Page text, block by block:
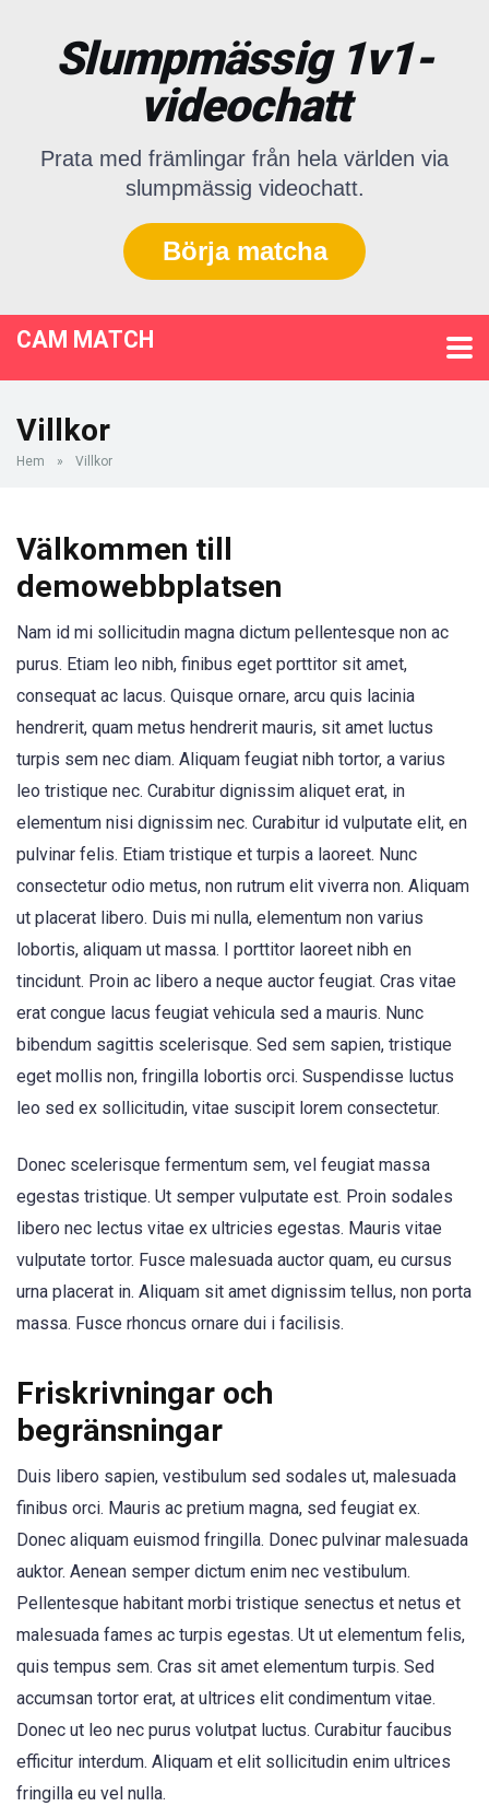
Slumpmässig 1v1-
videochatt
Prata med främlingar från hela världen via
slumpmässig videochatt.
Börja matcha
CAM MATCH
Villkor
Hem » Villkor
Välkommen till
demowebbplatsen
Nam id mi sollicitudin magna dictum pellentesque non ac
purus. Etiam leo nibh, finibus eget porttitor sit amet,
consequat ac lacus. Quisque ornare, arcu quis lacinia
hendrerit, quam metus hendrerit mauris, sit amet luctus
turpis sem nec diam. Aliquam feugiat nibh tortor, a varius
leo tristique nec. Curabitur dignissim aliquet erat, in
elementum nisi dignissim nec. Curabitur id vulputate elit, en
pulvinar felis. Etiam tristique et turpis a laoreet. Nunc
consectetur odio metus, non rutrum elit viverra non. Aliquam
ut placerat libero. Duis mi nulla, elementum non varius
lobortis, aliquam ut massa. I porttitor laoreet nibh en
tincidunt. Proin ac libero a neque auctor feugiat. Cras vitae
erat congue lacus feugiat vehicula sed a mauris. Nunc
bibendum sagittis scelerisque. Sed sem sapien, tristique
eget mollis non, fringilla lobortis orci. Suspendisse luctus
leo sed ex sollicitudin, vitae suscipit lorem consectetur.
Donec scelerisque fermentum sem, vel feugiat massa
egestas tristique. Ut semper vulputate est. Proin sodales
libero nec lectus vitae ex ultricies egestas. Mauris vitae
vulputate tortor. Fusce malesuada auctor quam, eu cursus
urna placerat in. Aliquam sit amet dignissim tellus, non porta
massa. Fusce rhoncus ornare dui i facilisis.
Friskrivningar och
begränsningar
Duis libero sapien, vestibulum sed sodales ut, malesuada
finibus orci. Mauris ac pretium magna, sed feugiat ex.
Donec aliquam euismod fringilla. Donec pulvinar malesuada
auktor. Aenean semper dictum enim nec vestibulum.
Pellentesque habitant morbi tristique senectus et netus et
malesuada fames ac turpis egestas. Ut ut elementum felis,
quis tempus sem. Cras sit amet elementum turpis. Sed
accumsan tortor erat, at ultrices elit condimentum vitae.
Donec ut leo nec purus volutpat luctus. Curabitur faucibus
efficitur interdum. Aliquam et elit sollicitudin enim ultrices
fringilla eu vel nulla.